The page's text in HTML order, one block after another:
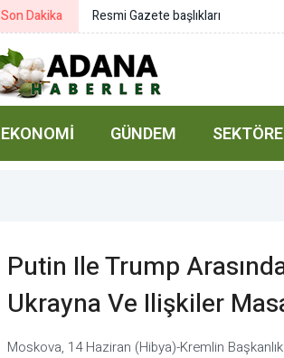
Son Dakika
EKONOMI GÜNDEM
Putin Ile Trump
Ukrayna Ve Ilişkiler
Moskova, 14 Haziran (Hibya)-Kremlin